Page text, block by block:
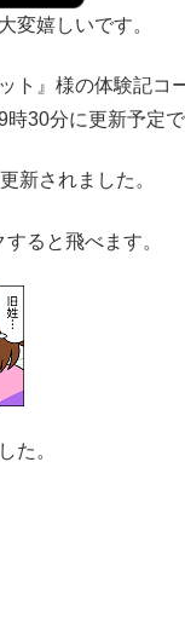
変嬉しいです。
ト』様の体験記コ
30分に更新予定で
新されました。
ると飛べます。
た。